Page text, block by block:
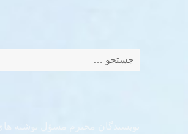
برای:
نویسندگان محترم مسؤل نوشته های